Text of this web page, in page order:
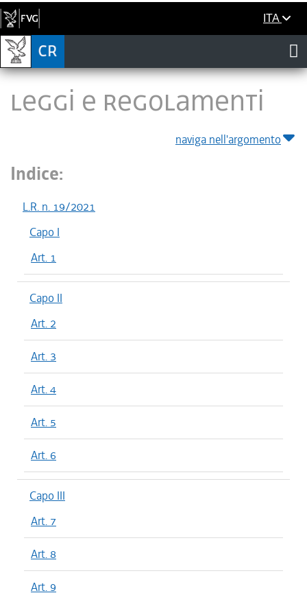
ITA
LEGGI E REGOLAMENTI
naviga nell'argomento
Indice:
L.R. n. 19/2021
Capo I
Art. 1
Capo II
Art. 2
Art. 3
Art. 4
Art. 5
Art. 6
Capo III
Art. 7
Art. 8
Art. 9